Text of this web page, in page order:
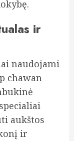
ir
naudojami
chawan
aukštos
ir